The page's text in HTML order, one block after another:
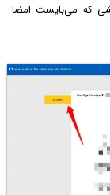
که می‌بایست امضا